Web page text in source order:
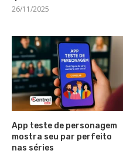
26/11/2025
App teste de personagem
mostra seu par perfeito
nas séries